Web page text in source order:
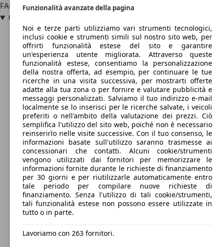
FAQ
Quanto è grande la Plymouth Road Runner?
Funzionalità avanzate della pagina
Noi e terze parti utilizziamo vari strumenti tecnologici,
inclusi cookie e strumenti simili sul nostro sito web, per
offrirti funzionalità estese del sito e garantire
un'esperienza utente migliorata. Attraverso queste
funzionalità estese, consentiamo la personalizzazione
della nostra offerta, ad esempio, per continuare le tue
ricerche in una visita successiva, per mostrarti offerte
adatte alla tua zona o per fornire e valutare pubblicità e
messaggi personalizzati. Salviamo il tuo indirizzo e-mail
localmente se lo inserisci per le ricerche salvate, i veicoli
preferiti o nell'ambito della valutazione dei prezzi. Ciò
semplifica l'utilizzo del sito web, poiché non è necessario
reinserirlo nelle visite successive. Con il tuo consenso, le
informazioni basate sull'utilizzo saranno trasmesse ai
concessionari che contatti. Alcuni cookie/strumenti
vengono utilizzati dai fornitori per memorizzare le
informazioni fornite durante le richieste di finanziamento
per 30 giorni e per riutilizzarle automaticamente entro
tale periodo per compilare nuove richieste di
finanziamento. Senza l'utilizzo di tali cookie/strumenti,
tali funzionalità estese non possono essere utilizzate in
tutto o in parte.
Lavoriamo con 263 fornitori.